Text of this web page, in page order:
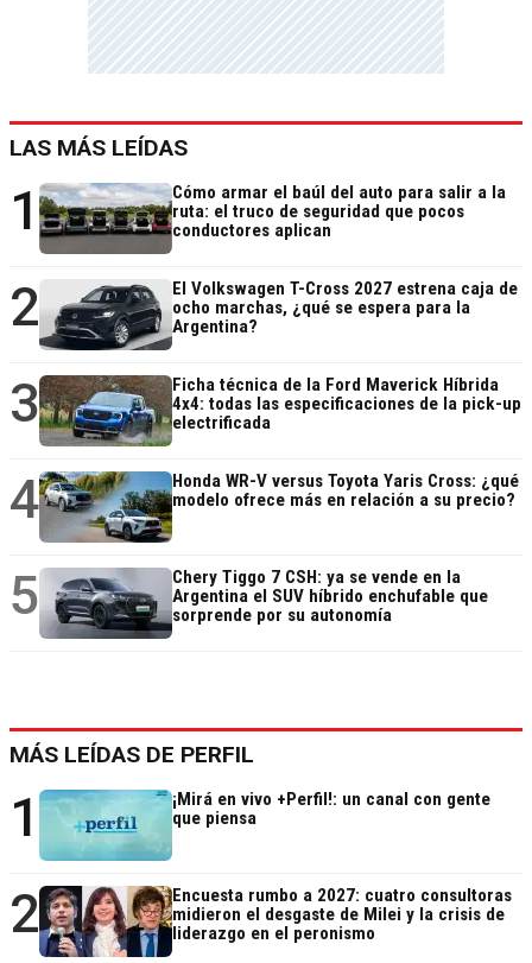
LAS MÁS LEÍDAS
1
Cómo armar el baúl del auto para salir a la
ruta: el truco de seguridad que pocos
conductores aplican
2
El Volkswagen T-Cross 2027 estrena caja de
ocho marchas, ¿qué se espera para la
Argentina?
3
Ficha técnica de la Ford Maverick Híbrida
4x4: todas las especificaciones de la pick-up
electrificada
4
Honda WR-V versus Toyota Yaris Cross: ¿qué
modelo ofrece más en relación a su precio?
5
Chery Tiggo 7 CSH: ya se vende en la
Argentina el SUV híbrido enchufable que
sorprende por su autonomía
MÁS LEÍDAS DE PERFIL
1
¡Mirá en vivo +Perfil!: un canal con gente
que piensa
2
Encuesta rumbo a 2027: cuatro consultoras
midieron el desgaste de Milei y la crisis de
liderazgo en el peronismo